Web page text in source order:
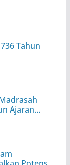
Tahun
Ajaran